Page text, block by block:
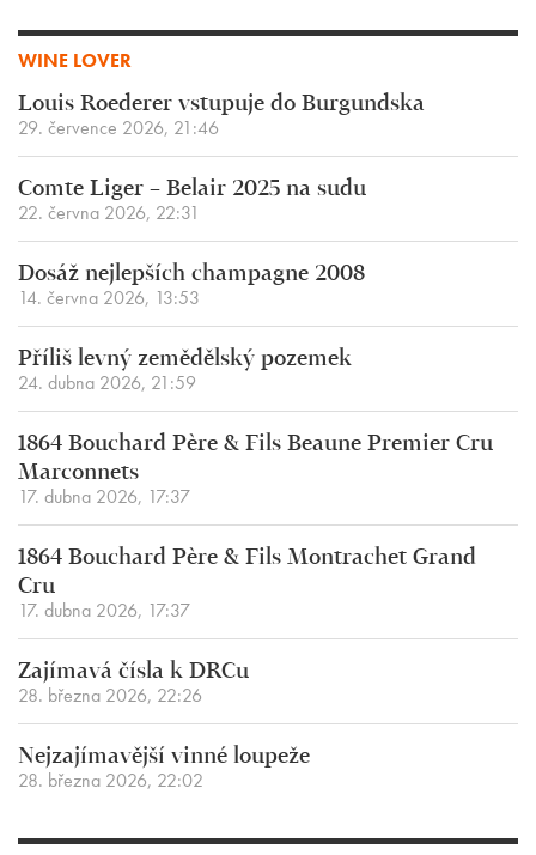
WINE LOVER
Louis Roederer vstupuje do Burgundska
29. července 2026, 21:46
Comte Liger – Belair 2025 na sudu
22. června 2026, 22:31
Dosáž nejlepších champagne 2008
14. června 2026, 13:53
Příliš levný zemědělský pozemek
24. dubna 2026, 21:59
1864 Bouchard Père & Fils Beaune Premier Cru
Marconnets
17. dubna 2026, 17:37
1864 Bouchard Père & Fils Montrachet Grand
Cru
17. dubna 2026, 17:37
Zajímavá čísla k DRCu
28. března 2026, 22:26
Nejzajímavější vinné loupeže
28. března 2026, 22:02